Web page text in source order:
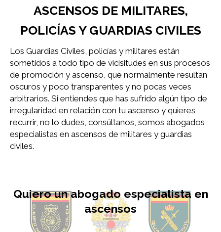
ASCENSOS DE MILITARES,
POLICÍAS Y GUARDIAS CIVILES
Los Guardias Civiles, policías y militares están
sometidos a todo tipo de vicisitudes en sus procesos
de promoción y ascenso, que normalmente resultan
oscuros y poco transparentes y no pocas veces
arbitrarios. Si entiendes que has sufrido algún tipo de
irregularidad en relación con tu ascenso y quieres
recurrir, no lo dudes, consúltanos, somos abogados
especialistas en ascensos de militares y guardias
civiles.
Quiero un abogado especialista en
ascensos